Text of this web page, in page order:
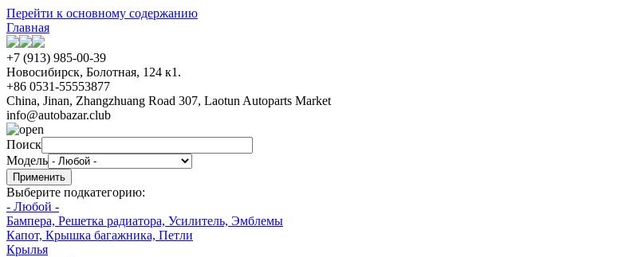
Перейти к основному содержанию
Главная
+7 (913) 985-00-39
Новосибирск, Болотная, 124 к1.
+86 0531-55553877
China, Jinan, Zhangzhuang Road 307, Laotun Autoparts Market
info@autobazar.club
Поиск
Модель
Выберите подкатегорию:
- Любой -
Бампера, Решетка радиатора, Усилитель, Эмблемы
Капот, Крышка багажника, Петли
Крылья